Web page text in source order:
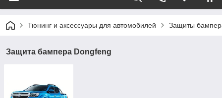
Тюнинг и аксессуары для автомобилей Защиты
Защита бампера Dongfeng